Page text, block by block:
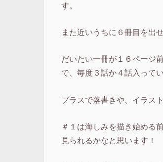
す。
また近いうちに６冊目を出
だいたい一冊が１６ページ
で、毎度３話か４話入って
プラスで落書きや、イラス
＃１は海しみを描き始める
見られるかなと思います！